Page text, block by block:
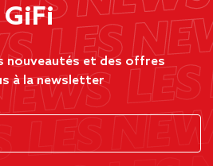
nouveautés et des offres
à la newsletter